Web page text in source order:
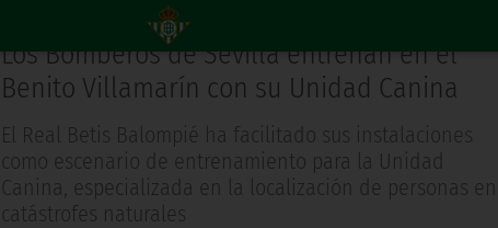
Hace 9 meses
Los Bomberos de Sevilla entrenan en el
Benito Villamarín con su Unidad Canina
El Real Betis Balompié ha facilitado sus instalaciones
como escenario de entrenamiento para la Unidad
Canina, especializada en la localización de personas en
catástrofes naturales